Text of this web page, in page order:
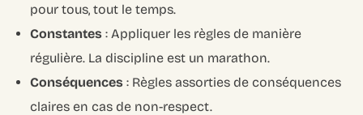
pour tous, tout le temps.
Constantes : Appliquer les règles de manière
régulière. La discipline est un marathon.
Conséquences : Règles assorties de conséquences
claires en cas de non-respect.